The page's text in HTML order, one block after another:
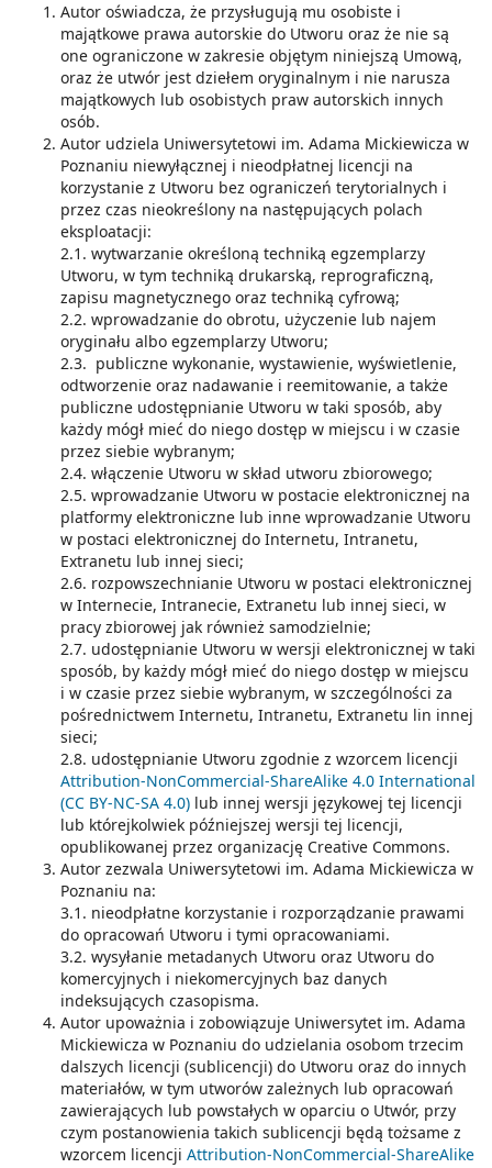
Autor oświadcza, że przysługują mu osobiste i
majątkowe prawa autorskie do Utworu oraz że nie są
one ograniczone w zakresie objętym niniejszą Umową,
oraz że utwór jest dziełem oryginalnym i nie narusza
majątkowych lub osobistych praw autorskich innych
osób.
Autor udziela Uniwersytetowi im. Adama Mickiewicza w
Poznaniu niewyłącznej i nieodpłatnej licencji na
korzystanie z Utworu bez ograniczeń terytorialnych i
przez czas nieokreślony na następujących polach
eksploatacji:
2.1. wytwarzanie określoną techniką egzemplarzy
Utworu, w tym techniką drukarską, reprograficzną,
zapisu magnetycznego oraz techniką cyfrową;
2.2. wprowadzanie do obrotu, użyczenie lub najem
oryginału albo egzemplarzy Utworu;
2.3. publiczne wykonanie, wystawienie, wyświetlenie,
odtworzenie oraz nadawanie i reemitowanie, a także
publiczne udostępnianie Utworu w taki sposób, aby
każdy mógł mieć do niego dostęp w miejscu i w czasie
przez siebie wybranym;
2.4. włączenie Utworu w skład utworu zbiorowego;
2.5. wprowadzanie Utworu w postacie elektronicznej na
platformy elektroniczne lub inne wprowadzanie Utworu
w postaci elektronicznej do Internetu, Intranetu,
Extranetu lub innej sieci;
2.6. rozpowszechnianie Utworu w postaci elektronicznej
w Internecie, Intranecie, Extranetu lub innej sieci, w
pracy zbiorowej jak również samodzielnie;
2.7. udostępnianie Utworu w wersji elektronicznej w taki
sposób, by każdy mógł mieć do niego dostęp w miejscu
i w czasie przez siebie wybranym, w szczególności za
pośrednictwem Internetu, Intranetu, Extranetu lin innej
sieci;
2.8. udostępnianie Utworu zgodnie z wzorcem licencji
Attribution-NonCommercial-ShareAlike 4.0 International
(CC BY-NC-SA 4.0) lub innej wersji językowej tej licencji
lub którejkolwiek późniejszej wersji tej licencji,
opublikowanej przez organizację Creative Commons.
Autor zezwala Uniwersytetowi im. Adama Mickiewicza w
Poznaniu na:
3.1. nieodpłatne korzystanie i rozporządzanie prawami
do opracowań Utworu i tymi opracowaniami.
3.2. wysyłanie metadanych Utworu oraz Utworu do
komercyjnych i niekomercyjnych baz danych
indeksujących czasopisma.
Autor upoważnia i zobowiązuje Uniwersytet im. Adama
Mickiewicza w Poznaniu do udzielania osobom trzecim
dalszych licencji (sublicencji) do Utworu oraz do innych
materiałów, w tym utworów zależnych lub opracowań
zawierających lub powstałych w oparciu o Utwór, przy
czym postanowienia takich sublicencji będą tożsame z
wzorcem licencji Attribution-NonCommercial-ShareAlike